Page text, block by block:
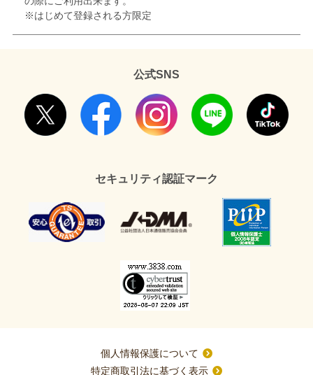
※はじめて登録される方限定
公式SNS
セキュリティ認証マーク
個人情報保護について
特定商取引法に基づく表示